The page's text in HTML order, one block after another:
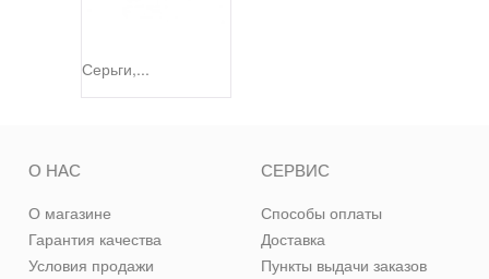
Серьги,...
О НАС
О магазине
Гарантия качества
Условия продажи
СЕРВИС
Способы оплаты
Доставка
Пункты выдачи заказов